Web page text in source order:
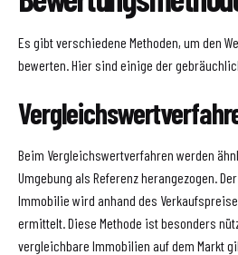
Es gibt verschiedene Methoden, um den
bewerten. Hier sind einige der
Beim Vergleichswertverfahren werden
Umgebung als Referenz herangezogen.
Immobilie wird anhand des
ermittelt. Diese Methode ist besonders
vergleichbare Immobilien auf dem Markt